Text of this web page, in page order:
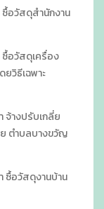
ซื้อวัสดุสำนักงาน
ซื้อวัสดุเครื่อง
วิธีเฉพาะ
จ้างปรับเกลี่ย
ตำบลบางขวัญ
ซื้อวัสดุงานบ้าน